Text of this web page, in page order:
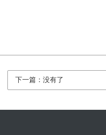
下一篇：没有了